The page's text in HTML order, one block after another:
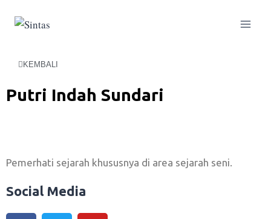
KEMBALI
Putri Indah Sundari
Pemerhati sejarah khususnya di area sejarah seni.
Social Media